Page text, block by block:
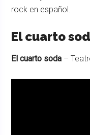
rock en español.
El cuarto
El cuarto soda –